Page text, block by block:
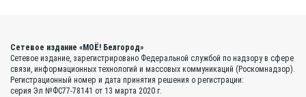
Сетевое издание «МОЁ! Белгород»
Сетевое издание, зарегистрировано Федеральной службой по надзору в сфере
связи, информационных технологий и массовых коммуникаций (Роскомнадзор).
Регистрационный номер и дата принятия решения о регистрации:
серия Эл №ФС77-78141 от 13 марта 2020 г.